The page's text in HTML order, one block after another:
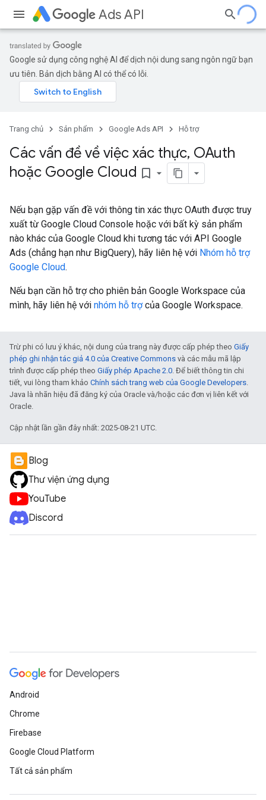
Ads API
Google sử dụng công nghệ AI để dịch nội dung sang ngôn ngữ bạn
ưu tiên. Bản dịch bằng AI có thể có lỗi.
Trang chủ Sản phẩm Google Ads API Hỗ trợ
Các vấn đề về việc xác thực, OAuth
hoặc Google Cloud bookmark_border
Nếu bạn gặp vấn đề với thông tin xác thực OAuth được truy
xuất từ Google Cloud Console hoặc với bất kỳ sản phẩm
nào khác của Google Cloud khi tương tác với API Google
Ads (chẳng hạn như BigQuery), hãy liên hệ với Nhóm hỗ trợ
Google Cloud.
Nếu bạn cần hỗ trợ cho phiên bản Google Workspace của
mình, hãy liên hệ với nhóm hỗ trợcủa Google Workspace.
Trừ phi có lưu ý khác, nội dung của trang này được cấp phép theo Giấy
phép ghi nhận tác giả 4.0 của Creative Commons và các mẫu mã lập
trình được cấp phép theo Giấy phép Apache 2.0. Để biết thông tin chi
tiết, vui lòng tham khảo Chính sách trang web của Google Developers.
Java là nhãn hiệu đã đăng ký của Oracle và/hoặc các đơn vị liên kết với
Oracle.
Cập nhật lần gần đây nhất: 2025-08-21 UTC.
Blog
Thư viện ứng dụng
YouTube
Discord
Android
Chrome
Firebase
Google Cloud Platform
Tất cả sản phẩm